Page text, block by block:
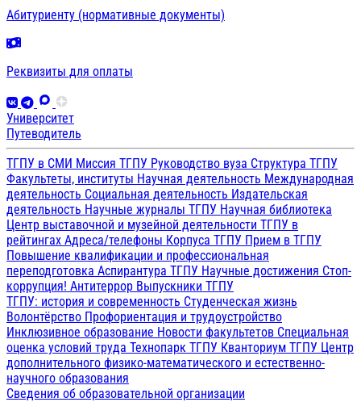
Абитуриенту (нормативные документы)
Реквизиты для оплаты
Университет
Путеводитель
ТГПУ в СМИ Миссия ТГПУ Руководство вуза Структура ТГПУ
Факультеты, институты Научная деятельность Международная
деятельность Социальная деятельность Издательская
деятельность Научные журналы ТГПУ Научная библиотека
Центр выставочной и музейной деятельности ТГПУ в
рейтингах Адреса/телефоны Корпуса ТГПУ Прием в ТГПУ
Повышение квалификации и профессиональная
переподготовка Аспирантура ТГПУ Научные достижения Стоп-
коррупция! Антитеррор Выпускники ТГПУ
ТГПУ: история и современность Студенческая жизнь
Волонтёрство Профориентация и трудоустройство
Инклюзивное образование Новости факультетов Специальная
оценка условий труда Технопарк ТГПУ Кванториум ТГПУ Центр
дополнительного физико-математического и естественно-
научного образования
Сведения об образовательной организации